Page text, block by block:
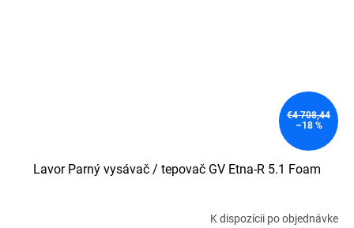
€4 708,44
–18 %
Lavor Parný vysávač / tepovač GV Etna-R 5.1 Foam
K dispozícii po objednávke